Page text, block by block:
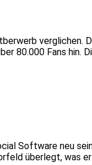
verglichen.
80.000 Fans hin.
Software neu
überlegt, was